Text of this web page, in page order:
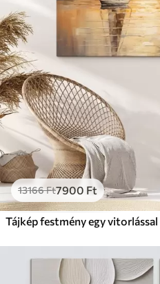
13166Ft7900 Ft